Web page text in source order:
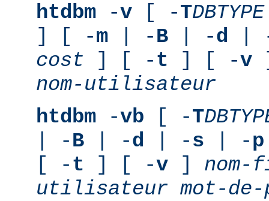
htdbm -v [ -TDBTYPE
] [ -m | -B | -d |
cost ] [ -t ] [ -v
nom-utilisateur
htdbm -vb [ -T
| -B | -d | -s | -p
[ -t ] [ -v ]
utilisateur mot-de-